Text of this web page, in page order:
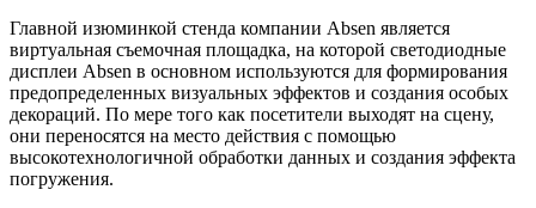
Главной изюминкой стенда компании Absen является
виртуальная съемочная площадка, на которой светодиодные
дисплеи Absen в основном используются для формирования
предопределенных визуальных эффектов и создания особых
декораций. По мере того как посетители выходят на сцену,
они переносятся на место действия с помощью
высокотехнологичной обработки данных и создания эффекта
погружения.